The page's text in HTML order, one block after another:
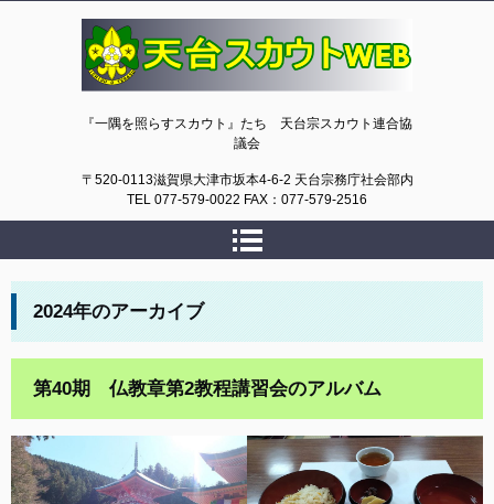
『一隅を照らすスカウト』たち 天台宗スカウト連合協
議会
〒520-0113滋賀県大津市坂本4-6-2 天台宗務庁社会部内
TEL 077-579-0022 FAX：077-579-2516
2024年のアーカイブ
第40期 仏教章第2教程講習会のアルバム